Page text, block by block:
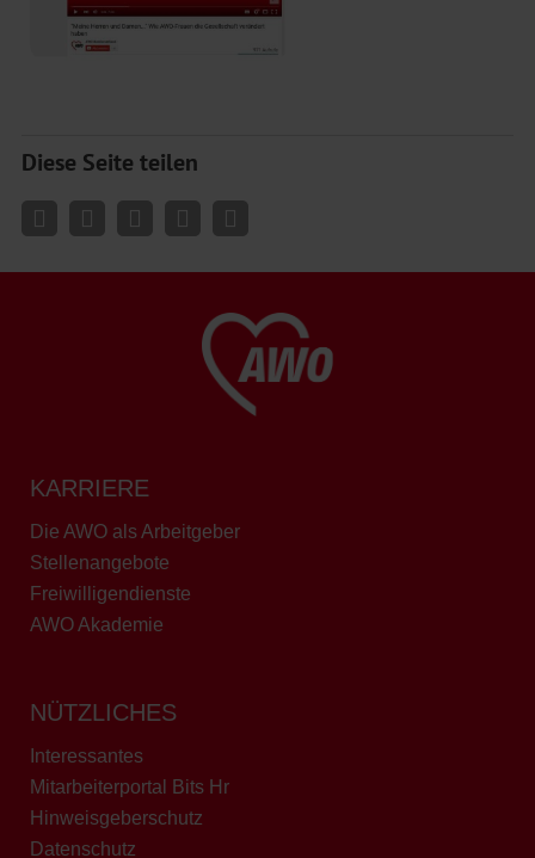
Diese Seite teilen
KARRIERE
Die AWO als Arbeitgeber
Stellenangebote
Freiwilligendienste
AWO Akademie
NÜTZLICHES
Interessantes
Mitarbeiterportal Bits Hr
Hinweisgeberschutz
Datenschutz